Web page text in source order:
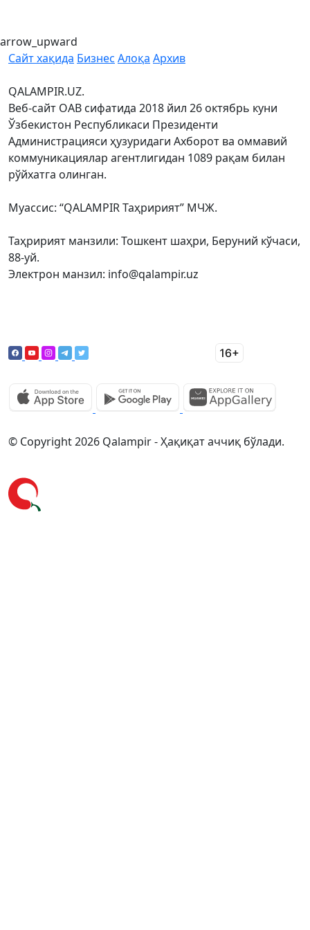
arrow_upward
Сайт хақида Бизнес Алоқа Архив
QALAMPIR.UZ.
Веб-сайт ОАВ сифатида 2018 йил 26 октябрь куни
Ўзбекистон Республикаси Президенти
Администрацияси ҳузуридаги Ахборот ва оммавий
коммуникациялар агентлигидан 1089 рақам билан
рўйхатга олинган.
Муассис: “QALAMPIR Таҳририят” МЧЖ.
Таҳририят манзили: Тошкент шаҳри, Беруний кўчаси,
88-уй.
Электрон манзил: info@qalampir.uz
© Copyright 2026 Qalampir - Ҳақиқат аччиқ бўлади.